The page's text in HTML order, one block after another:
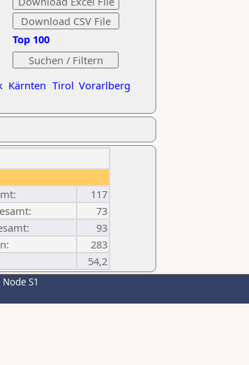
Kärnten Tirol Vorarlberg
Top 100
117
73
93
283
54,2
S1